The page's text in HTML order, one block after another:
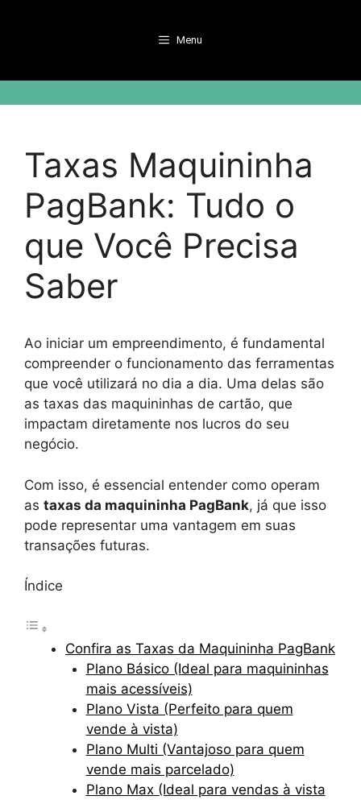
Menu
Taxas Maquininha
PagBank: Tudo o
que Você Precisa
Saber
Ao iniciar um empreendimento, é fundamental
compreender o funcionamento das ferramentas
que você utilizará no dia a dia. Uma delas são
as taxas das maquininhas de cartão, que
impactam diretamente nos lucros do seu
negócio.
Com isso, é essencial entender como operam
as taxas da maquininha PagBank, já que isso
pode representar uma vantagem em suas
transações futuras.
Índice
Confira as Taxas da Maquininha PagBank
Plano Básico (Ideal para maquininhas
mais acessíveis)
Plano Vista (Perfeito para quem
vende à vista)
Plano Multi (Vantajoso para quem
vende mais parcelado)
Plano Max (Ideal para vendas à vista